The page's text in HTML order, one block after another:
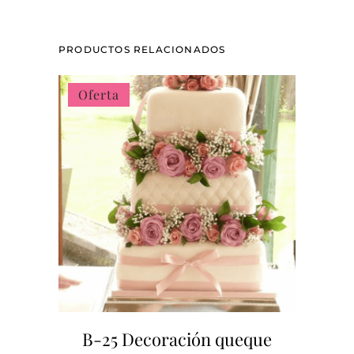
PRODUCTOS RELACIONADOS
Oferta
B-25 Decoración queque